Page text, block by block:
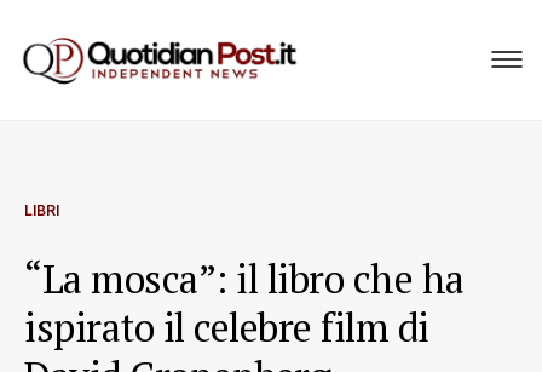
LIBRI
“La mosca”: il libro che ha
ispirato il celebre film di